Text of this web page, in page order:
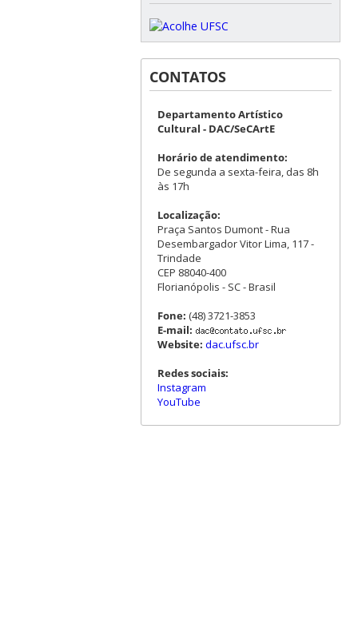
CONTATOS
Departamento Artístico
Cultural - DAC/SeCArtE
Horário de atendimento:
De segunda a sexta-feira, das 8h
às 17h
Localização:
Praça Santos Dumont - Rua
Desembargador Vitor Lima, 117 -
Trindade
CEP 88040-400
Florianópolis - SC - Brasil
Fone: (48) 3721-3853
E-mail:
Website: dac.ufsc.br
Redes sociais:
Instagram
YouTube